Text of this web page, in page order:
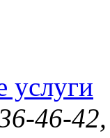
услуги
46-